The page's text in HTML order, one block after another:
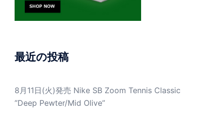
最近の投稿
8月11日(火)発売 Nike SB Zoom Tennis Classic
”Deep Pewter/Mid Olive”